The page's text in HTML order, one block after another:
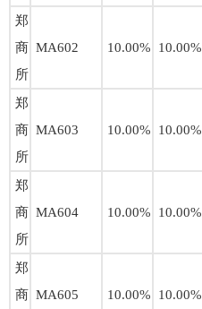
郑
商
所
MA602 10.00% 10.00%
郑
商
所
MA603 10.00% 10.00%
郑
商
所
MA604 10.00% 10.00%
郑
商 MA605 10.00% 10.00%